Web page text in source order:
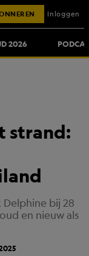
2026
Inloggen
strand:
bij 28
en nieuw als